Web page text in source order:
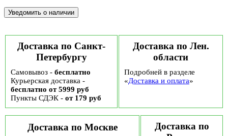
Доставка по Санкт-
Петербургу
Самовывоз - бесплатно
Курьерская доставка -
бесплатно от 5999 руб
Пункты СДЭК - от 179 руб
Доставка по Лен.
области
Подробней в разделе
«Доставка и оплата»
Доставка по Москве
Доставка по